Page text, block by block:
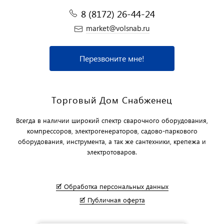
8 (8172) 26-44-24
market@volsnab.ru
Перезвоните мне!
Торговый Дом Снабженец
Всегда в наличии широкий спектр сварочного оборудования,
компрессоров, электрогенераторов, садово-паркового
оборудования, инструмента, а так же сантехники, крепежа и
электротоваров.
🗹 Обработка персональных данных
🗹 Публичная оферта